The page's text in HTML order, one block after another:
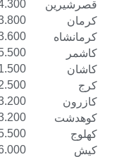
4.300
7.500
3.800
7.000
3.600
6.500
5.500
9.000
1.500
3.000
2.500
4.300
3.200
5.000
3.200
5.000
5.500
9.000
6.000
10.000